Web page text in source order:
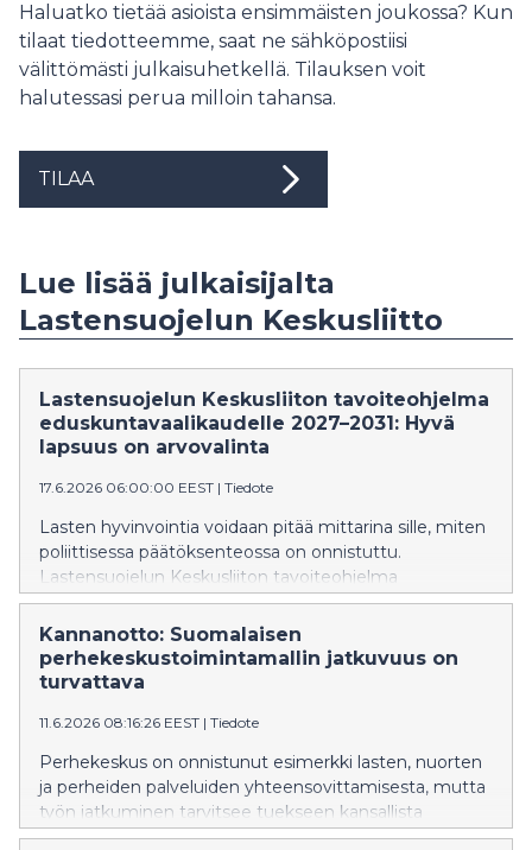
Haluatko tietää asioista ensimmäisten joukossa? Kun
tilaat tiedotteemme, saat ne sähköpostiisi
välittömästi julkaisuhetkellä. Tilauksen voit
halutessasi perua milloin tahansa.
TILAA
Lue lisää julkaisijalta
Lastensuojelun Keskusliitto
Lastensuojelun Keskusliiton tavoiteohjelma
eduskuntavaalikaudelle 2027–2031: Hyvä
lapsuus on arvovalinta
17.6.2026 06:00:00 EEST | Tiedote
Lasten hyvinvointia voidaan pitää mittarina sille, miten
poliittisessa päätöksenteossa on onnistuttu.
Lastensuojelun Keskusliiton tavoiteohjelma
eduskuntavaalikaudelle 2027–2031 muistuttaa, että
meillä on käytössämme monia keinoja parantaa lasten,
nuorten ja perheiden hyvinvointia. Emme saa jättää
ainoatakaan lasta takamatkalle.
Kannanotto: Suomalaisen
perhekeskustoimintamallin jatkuvuus on
turvattava
11.6.2026 08:16:26 EEST | Tiedote
Perhekeskus on onnistunut esimerkki lasten, nuorten
ja perheiden palveluiden yhteensovittamisesta, mutta
työn jatkuminen tarvitsee tuekseen kansallista
selkänojaa. Jos annamme yhteisen